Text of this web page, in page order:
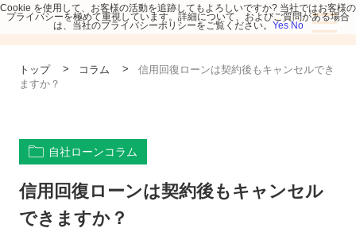
トップ > コラム >
信用回復ローンは契約後もキャンセルでき
ますか？
自社ローンコラム
信用回復ローンは契約後もキャンセル
できますか？
Cookie を使用して、お客様の活動を追跡してもよろしいですか? 当社ではお客様の
プライバシーを極めて重視しています。詳細について、およびご質問がある場合
は、当社のプライバシーポリシーをご覧ください。 Yes No